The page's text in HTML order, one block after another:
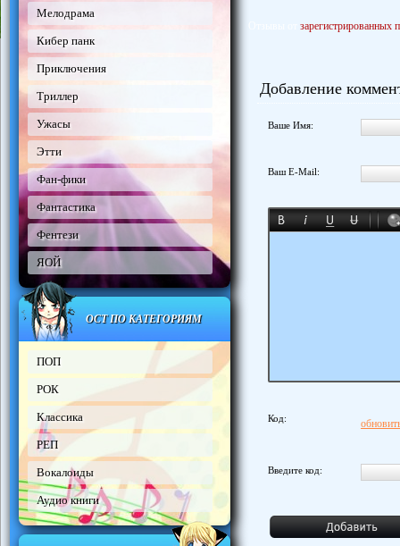
Мелодрама
Кибер панк
Приключения
Триллер
Ужасы
Этти
Фан-фики
Фантастика
Фентези
ЯОЙ
ОСТ ПО КАТЕГОРИЯМ
ПОП
РОК
Классика
РЕП
Вокалоиды
Аудио книги
зарегистрированных
Добавление
Ваше Имя:
Ваш E-Mail:
Код:
Введите код: